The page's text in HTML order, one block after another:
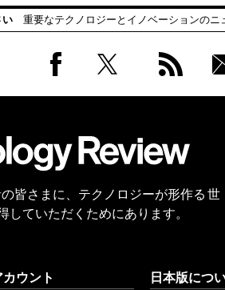
い 重要なテクノロジーとイノベーションのニ
の皆さまに、テクノロジーが形作る 世
ていただくためにあります。
カウント 日本版につ